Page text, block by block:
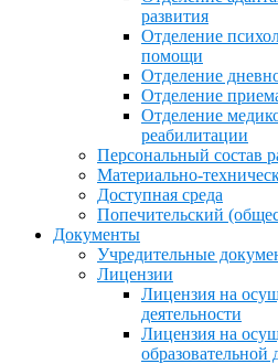
развития
Отделение
помощи
Отделение
Отделение
Отделение
реабилитации
Персональный состав
Материально-
Доступная среда
Попечительский
Документы
Учредительные
Лицензии
Лицензия на
деятельности
Лицензия на
образовательной